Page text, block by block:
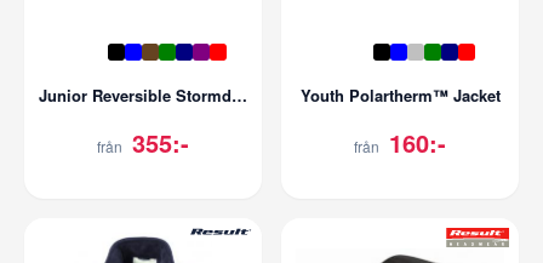
Junior Reversible Stormdri Jacket
från 355:-
Youth Polartherm™ Jacket
från 160:-